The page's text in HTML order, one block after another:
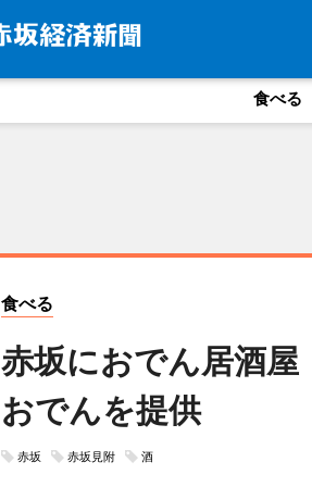
食べる
食べる
赤坂におでん居酒
おでんを提供
赤坂 赤坂見附 酒